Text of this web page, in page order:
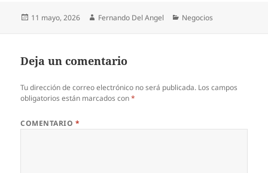
Publicado
11 mayo, 2026 Autor
Fernando Del Angel Categorías
Negocios
Deja un comentario
Tu dirección de correo electrónico no será publicada. Los campos
obligatorios están marcados con*
COMENTARIO *